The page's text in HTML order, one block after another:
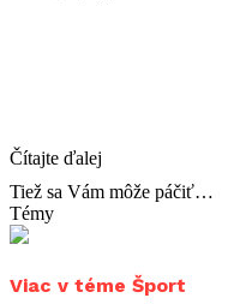
Čítajte ďalej
Tiež sa Vám môže páčiť…
Témy
Viac v téme Šport